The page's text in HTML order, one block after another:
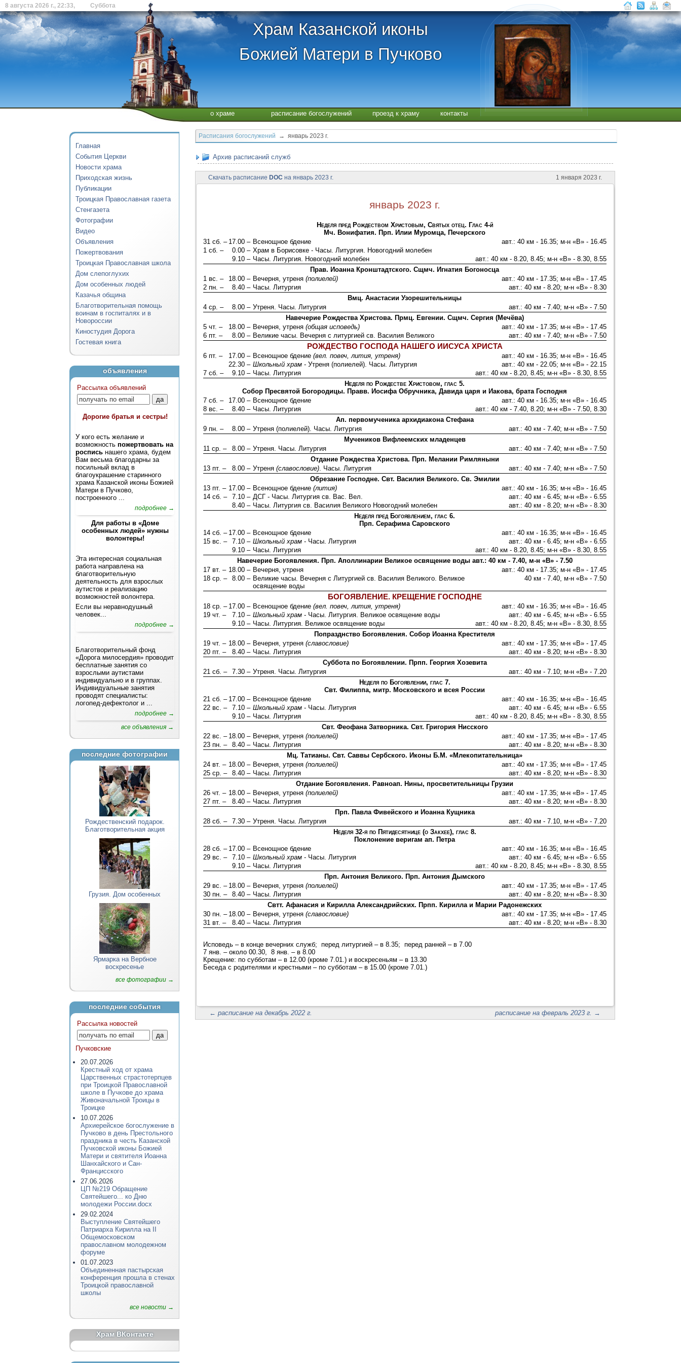
8 августа 2026 г., 22:33, Суббота
Храм Казанской иконы
Божией Матери в Пучково
о храме расписание богослужений проезд к храму контакты
Главная
События Церкви
Новости храма
Приходская жизнь
Публикации
Троицкая Православная газета
Стенгазета
Фотографии
Видео
Объявления
Пожертвования
Троицкая Православная школа
Дом слепоглухих
Дом особенных людей
Казачья община
Благотворительная помощь
воинам в госпиталях и в
Новороссии
Киностудия Дорога
Гостевая книга
объявления
Рассылка объявлений
Дорогие братья и сестры!
У кого есть желание и
возможностьпожертвовать на
роспись нашего храма, будем
Вам весьма благодарны за
посильный вклад в
благоукрашение старинного
храма Казанской иконы Божией
Матери в Пучково,
построенного ...
подробнее →
Для работы в «Доме
особенных людей» нужны
волонтеры!
Эта интересная социальная
работа направлена на
благотворительную
деятельность для взрослых
аутистов и реализацию
возможностей волонтера.
Если вы неравнодушный
человек...
подробнее →
Благотворительный фонд
«Дорога милосердия» проводит
бесплатные занятия со
взрослыми аутистами
индивидуально и в группах.
Индивидуальные занятия
проводят специалисты:
логопед-дефектолог и ...
подробнее →
все объявления →
последние фотографии
Рождественский подарок.
Благотворительная акция
Грузия. Дом особенных
Ярмарка на Вербное
воскресенье
все фотографии →
последние события
Рассылка новостей
Пучковские
20.07.2026
Крестный ход от храма
Царственных страстотерпцев
при Троицкой Православной
школе в Пучкове до храма
Живоначальной Троицы в
Троицке
10.07.2026
Архиерейское богослужение в
Пучково в день Престольного
праздника в честь Казанской
Пучковской иконы Божией
Матери и святителя Иоанна
Шанхайского и Сан-
Францисского
27.06.2026
ЦП №219 Обращение
Святейшего... ко Дню
молодежи России.docx
29.02.2024
Выступление Святейшего
Патриарха Кирилла на II
Общемосковском
православном молодежном
форуме
01.07.2023
Объединенная пастырская
конференция прошла в стенах
Троицкой православной
школы
все новости →
Храм ВКонтакте
Расписания богослужений → январь 2023 г.
Архив расписаний служб
Скачать расписание DOC на январь 2023 г. 1 января 2023 г.
январь 2023 г.
Неделя пред Рождеством Христовым, Святых отец. Глас 4-й
Мч. Вонифатия. Прп. Илии Муромца, Печерского
31 сб. – 17.00 – Всенощное бдение
авт.: 40 км - 16.35; м-н «В» - 16.45
1 сб. –
0.00 – Храм в Борисовке - Часы. Литургия. Новогодний молебен
9.10 – Часы. Литургия. Новогодний молебен
авт.: 40 км - 8.20, 8.45; м-н «В» - 8.30, 8.55
Прав. Иоанна Кронштадтского. Сщмч. Игнатия Богоносца
1 вс. –
18.00 – Вечерня, утреня (полиелей)
авт.: 40 км - 17.35; м-н «В» - 17.45
2 пн. –
8.40 – Часы. Литургия
авт.: 40 км - 8.20; м-н «В» - 8.30
Вмц. Анастасии Узорешительницы
4 ср. –
8.00 – Утреня. Часы. Литургия
авт.: 40 км - 7.40; м-н «В» - 7.50
Навечерие Рождества Христова. Прмц. Евгении. Сщмч. Сергия (Мечёва)
5 чт. –
18.00 – Вечерня, утреня (общая исповедь)
авт.: 40 км - 17.35; м-н «В» - 17.45
6 пт. –
8.00 – Великие часы. Вечерня с литургией св. Василия Великого авт.: 40 км - 7.40; м-н «В» - 7.50
РОЖДЕСТВО ГОСПОДА НАШЕГО ИИСУСА ХРИСТА
6 пт. – 17.00 – Всенощное бдение (вел. повеч, лития, утреня)
авт.: 40 км - 16.35; м-н «В» - 16.45
22.30 – Школьный храм- Утреня (полиелей). Часы. Литургия
авт.: 40 км - 22.05; м-н «В» - 22.15
7 сб. –
9.10 – Часы. Литургия
авт.: 40 км - 8.20, 8.45; м-н «В» - 8.30, 8.55
Неделя по Рождестве Христовом, глас 5.
Собор Пресвятой Богородицы. Правв. Иосифа Обручника, Давида царя и Иакова, брата Господня
7 сб. –
17.00 – Всенощное бдение
авт.: 40 км - 16.35; м-н «В» - 16.45
8 вс. –
8.40 – Часы. Литургия
авт.: 40 км - 7.40, 8.20; м-н «В» - 7.50, 8.30
Ап. первомученика архидиакона Стефана
9 пн. –
8.00 – Утреня (полиелей). Часы. Литургия
авт.: 40 км - 7.40; м-н «В» - 7.50
Мучеников Вифлеемских младенцев
11 ср. –
8.00 – Утреня. Часы. Литургия
авт.: 40 км - 7.40; м-н «В» - 7.50
Отдание Рождества Христова. Прп. Мелании Римляныни
13 пт. –
8.00 – Утреня (славословие). Часы. Литургия
авт.: 40 км - 7.40; м-н «В» - 7.50
Обрезание Господне. Свт. Василия Великого. Св. Эмилии
13 пт. – 17.00 – Всенощное бдение (лития)
авт.: 40 км - 16.35; м-н «В» - 16.45
14 сб. –
7.10 – ДСГ - Часы. Литургия св. Вас. Вел.
авт.: 40 км - 6.45; м-н «В» - 6.55
8.40 – Часы. Литургия св. Василия Великого Новогодний молебен
авт.: 40 км - 8.20; м-н «В» - 8.30
Неделя пред Богоявлением, глас 6.
Прп. Серафима Саровского
14 сб. – 17.00 – Всенощное бдение
авт.: 40 км - 16.35; м-н «В» - 16.45
15 вс. –
7.10 – Школьный храм- Часы. Литургия
авт.: 40 км - 6.45; м-н «В» - 6.55
9.10 – Часы. Литургия
авт.: 40 км - 8.20, 8.45; м-н «В» - 8.30, 8.55
Навечерие Богоявления. Прп. Аполлинарии Великое освящение воды авт.: 40 км - 7.40, м-н «В» - 7.50
17 вт. – 18.00 – Вечерня, утреня
авт.: 40 км - 17.35; м-н «В» - 17.45
18 ср. –
8.00 – Великие часы. Вечерня с Литургией св. Василия Великого. Великое
освящение воды
40 км - 7.40, м-н «В» - 7.50
БОГОЯВЛЕНИЕ. КРЕЩЕНИЕ ГОСПОДНЕ
18 ср. – 17.00 – Всенощное бдение (вел. повеч, лития, утреня)
авт.: 40 км - 16.35; м-н «В» - 16.45
19 чт. –
7.10 – Школьный храм- Часы. Литургия. Великое освящение воды
авт.: 40 км - 6.45; м-н «В» - 6.55
9.10 – Часы. Литургия. Великое освящение воды
авт.: 40 км - 8.20, 8.45; м-н «В» - 8.30, 8.55
Попразднство Богоявления. Собор Иоанна Крестителя
19 чт. – 18.00 – Вечерня, утреня (славословие)
авт.: 40 км - 17.35; м-н «В» - 17.45
20 пт. –
8.40 – Часы. Литургия
авт.: 40 км - 8.20; м-н «В» - 8.30
Суббота по Богоявлении. Прпп. Георгия Хозевита
21 сб. –
7.30 – Утреня. Часы. Литургия
авт.: 40 км - 7.10; м-н «В» - 7.20
Неделя по Богоявлении, глас 7.
Свт. Филиппа, митр. Московского и всея России
21 сб. – 17.00 – Всенощное бдение
авт.: 40 км - 16.35; м-н «В» - 16.45
22 вс. –
7.10 – Школьный храм- Часы. Литургия
авт.: 40 км - 6.45; м-н «В» - 6.55
9.10 – Часы. Литургия
авт.: 40 км - 8.20, 8.45; м-н «В» - 8.30, 8.55
Свт. Феофана Затворника. Свт. Григория Нисского
22 вс. – 18.00 – Вечерня, утреня (полиелей)
авт.: 40 км - 17.35; м-н «В» - 17.45
23 пн. –
8.40 – Часы. Литургия
авт.: 40 км - 8.20; м-н «В» - 8.30
Мц. Татианы. Свт. Саввы Сербского. Иконы Б.М. «Млекопитательница»
24 вт. – 18.00 – Вечерня, утреня (полиелей)
авт.: 40 км - 17.35; м-н «В» - 17.45
25 ср. –
8.40 – Часы. Литургия
авт.: 40 км - 8.20; м-н «В» - 8.30
Отдание Богоявления. Равноап. Нины, просветительницы Грузии
26 чт. – 18.00 – Вечерня, утреня (полиелей)
авт.: 40 км - 17.35; м-н «В» - 17.45
27 пт. –
8.40 – Часы. Литургия
авт.: 40 км - 8.20; м-н «В» - 8.30
Прп. Павла Фивейского и Иоанна Кущника
28 сб. –
7.30 – Утреня. Часы. Литургия
авт.: 40 км - 7.10, м-н «В» - 7.20
Неделя 32-я по Пятидесятнице (о Закхее), глас 8.
Поклонение веригам ап. Петра
28 сб. – 17.00 – Всенощное бдение
авт.: 40 км - 16.35; м-н «В» - 16.45
29 вс. –
7.10 – Школьный храм- Часы. Литургия
авт.: 40 км - 6.45; м-н «В» - 6.55
9.10 – Часы. Литургия
авт.: 40 км - 8.20, 8.45; м-н «В» - 8.30, 8.55
Прп. Антония Великого. Прп. Антония Дымского
29 вс. – 18.00 – Вечерня, утреня (полиелей)
авт.: 40 км - 17.35; м-н «В» - 17.45
30 пн. –
8.40 – Часы. Литургия
авт.: 40 км - 8.20; м-н «В» - 8.30
Свтт. Афанасия и Кирилла Александрийских. Прпп. Кирилла и Марии Радонежских
30 пн. – 18.00 – Вечерня, утреня (славословие)
авт.: 40 км - 17.35; м-н «В» - 17.45
31 вт. –
8.40 – Часы. Литургия авт.: 40 км - 8.20; м-н «В» - 8.30
Исповедь – в конце вечерних служб; перед литургией – в 8.35; перед ранней – в 7.00
7 янв. – около 00.30, 8 янв. – в 8.00
Крещение: по субботам – в 12.00 (кроме 7.01.) и воскресеньям – в 13.30
Беседа с родителями и крестными – по субботам – в 15.00 (кроме 7.01.)
←расписание на декабрь 2022 г. расписание на февраль 2023 г. →